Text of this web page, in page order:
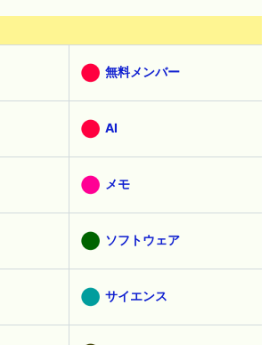
無料メンバー
AI
メモ
ソフトウェア
サイエンス